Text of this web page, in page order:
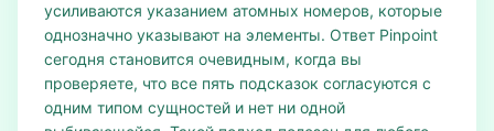
усиливаются указанием атомных номеров, которые
однозначно указывают на элементы. Ответ Pinpoint
сегодня становится очевидным, когда вы
проверяете, что все пять подсказок согласуются с
одним типом сущностей и нет ни одной